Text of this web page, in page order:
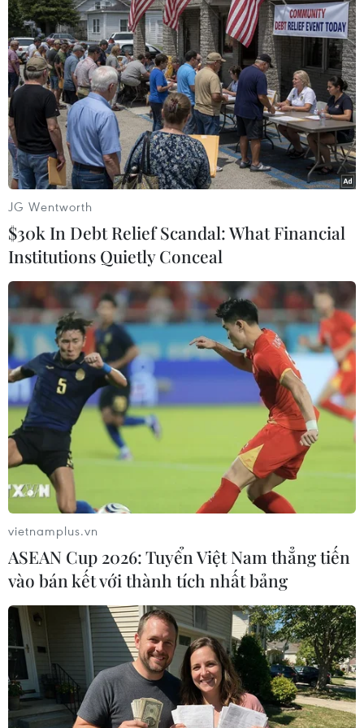
tin cậy cho ngành./.
Một số hình ảnh buổi lễ kỷ niệm và trao kỷ
niệm chương Cựu chiến binh Việt Nam:
Các đại biểu chụp ảnh lưu niệm tại buổi lễ. (Ảnh: PV/Vietnam+)
Lễ chào cờ. (Ảnh: PV/Vietnam+)
JG Wentworth
$30k In Debt Relief Scandal: What Financial
Institutions Quietly Conceal
vietnamplus.vn
ASEAN Cup 2026: Tuyển Việt Nam thẳng tiến
vào bán kết với thành tích nhất bảng